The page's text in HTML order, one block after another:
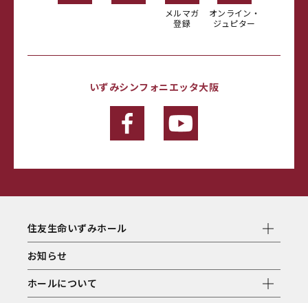
メルマガ
登録
オンライン・
ジュピター
いずみシンフォニエッタ大阪
住友生命いずみホール
お知らせ
ホールについて